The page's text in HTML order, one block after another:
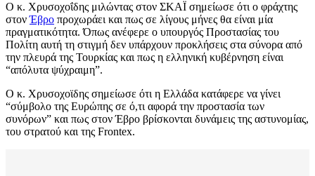
Ο κ. Χρυσοχοΐδης μιλώντας στον ΣΚΑΪ σημείωσε ότι ο φράχτης
στονΈβρο προχωράει και πως σε λίγους μήνες θα είναι μία
πραγματικότητα. Όπως ανέφερε ο υπουργός Προστασίας του
Πολίτη αυτή τη στιγμή δεν υπάρχουν προκλήσεις στα σύνορα από
την πλευρά της Τουρκίας και πως η ελληνική κυβέρνηση είναι
“απόλυτα ψύχραιμη”.
Ο κ. Χρυσοχοϊδης σημείωσε ότι η Ελλάδα κατάφερε να γίνει
“σύμβολο της Ευρώπης σε ό,τι αφορά την προστασία των
συνόρων” και πως στον Έβρο βρίσκονται δυνάμεις της αστυνομίας,
του στρατού και της Frontex.